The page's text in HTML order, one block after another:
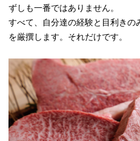
ずしも一番ではありません。
すべて、自分達の経験と目利き
を厳撰します。それだけです。